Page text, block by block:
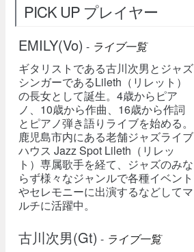
PICK UP プレイヤー
EMILY(Vo) - ライブ一覧
ギタリストである古川次男とジャズ
シンガーであるLileth（リレット）
の長女として誕生。4歳からピア
ノ、10歳から作曲、16歳から作詞
とピアノ弾き語りライブを始める。
鹿児島市内にある老舗ジャズライブ
ハウス Jazz Spot Lileth（リレッ
ト）専属歌手を経て、ジャズのみな
らず様々なジャンルで各種イベント
やセレモニーに出演するなどしてマ
ルチに活躍中。
古川次男(Gt) - ライブ一覧